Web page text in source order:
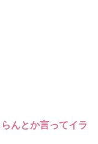
んとか言ってイラ